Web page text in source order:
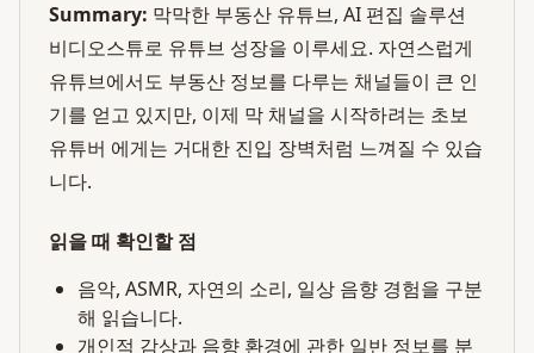
Summary: 막막한 부동산 유튜브, AI 편집 솔루션
비디오스튜로 유튜브 성장을 이루세요. 자연스럽게
유튜브에서도 부동산 정보를 다루는 채널들이 큰 인
기를 얻고 있지만, 이제 막 채널을 시작하려는 초보
유튜버 에게는 거대한 진입 장벽처럼 느껴질 수 있습
니다.
읽을 때 확인할 점
음악, ASMR, 자연의 소리, 일상 음향 경험을 구분
해 읽습니다.
개인적 감상과 음향 환경에 관한 일반 정보를 분